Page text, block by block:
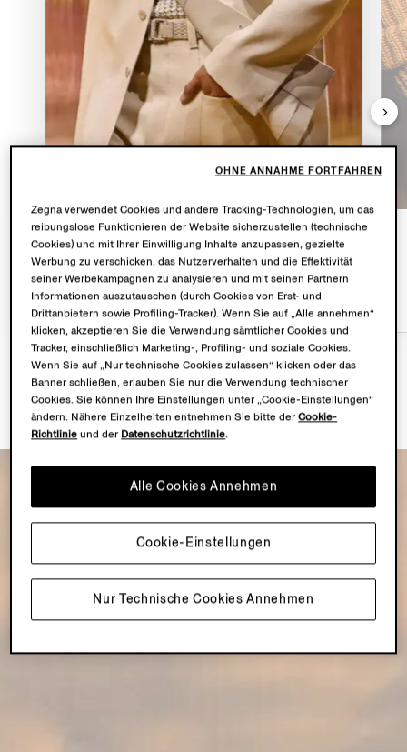
OASI LINO
Zegna verwendet Cookies und andere Tracking-Technologien, um das
reibungslose Funktionieren der Website sicherzustellen (technische
Cookies) und mit Ihrer Einwilligung Inhalte anzupassen, gezielte
Werbung zu verschicken, das Nutzerverhalten und die Effektivität
seiner Werbekampagnen zu analysieren und mit seinen Partnern
Informationen auszutauschen (durch Cookies von Erst- und
Drittanbietern sowie Profiling-Tracker). Wenn Sie auf „Alle annehmen“
klicken, akzeptieren Sie die Verwendung sämtlicher Cookies und
Tracker, einschließlich Marketing-, Profiling- und soziale Cookies.
Wenn Sie auf „Nur technische Cookies zulassen“ klicken oder das
Banner schließen, erlauben Sie nur die Verwendung technischer
Cookies. Sie können Ihre Einstellungen unter „Cookie-Einstellungen“
ändern. Nähere Einzelheiten entnehmen Sie bitte derCookie-
Richtlinie und der Datenschutzrichtlinie.
Nur Technische Cookies Annehmen
Alle Cookies Annehmen
Cookie-Einstellungen
OHNE ANNAHME FORTFAHREN